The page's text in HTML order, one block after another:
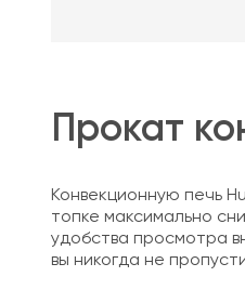
Прокат
Конвекционную печь
топке максимально
удобства просмотра
вы никогда не